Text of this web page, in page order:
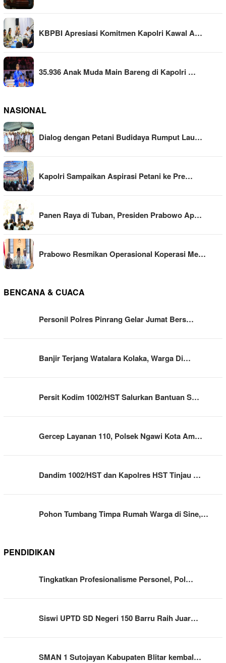
KBPBI Apresiasi Komitmen Kapolri Kawal A…
35.936 Anak Muda Main Bareng di Kapolri …
NASIONAL
Dialog dengan Petani Budidaya Rumput Lau…
Kapolri Sampaikan Aspirasi Petani ke Pre…
Panen Raya di Tuban, Presiden Prabowo Ap…
Prabowo Resmikan Operasional Koperasi Me…
BENCANA & CUACA
Personil Polres Pinrang Gelar Jumat Bers…
Banjir Terjang Watalara Kolaka, Warga Di…
Persit Kodim 1002/HST Salurkan Bantuan S…
Gercep Layanan 110, Polsek Ngawi Kota Am…
Dandim 1002/HST dan Kapolres HST Tinjau …
Pohon Tumbang Timpa Rumah Warga di Sine,…
PENDIDIKAN
Tingkatkan Profesionalisme Personel, Pol…
Siswi UPTD SD Negeri 150 Barru Raih Juar…
SMAN 1 Sutojayan Kabupaten Blitar kembal…